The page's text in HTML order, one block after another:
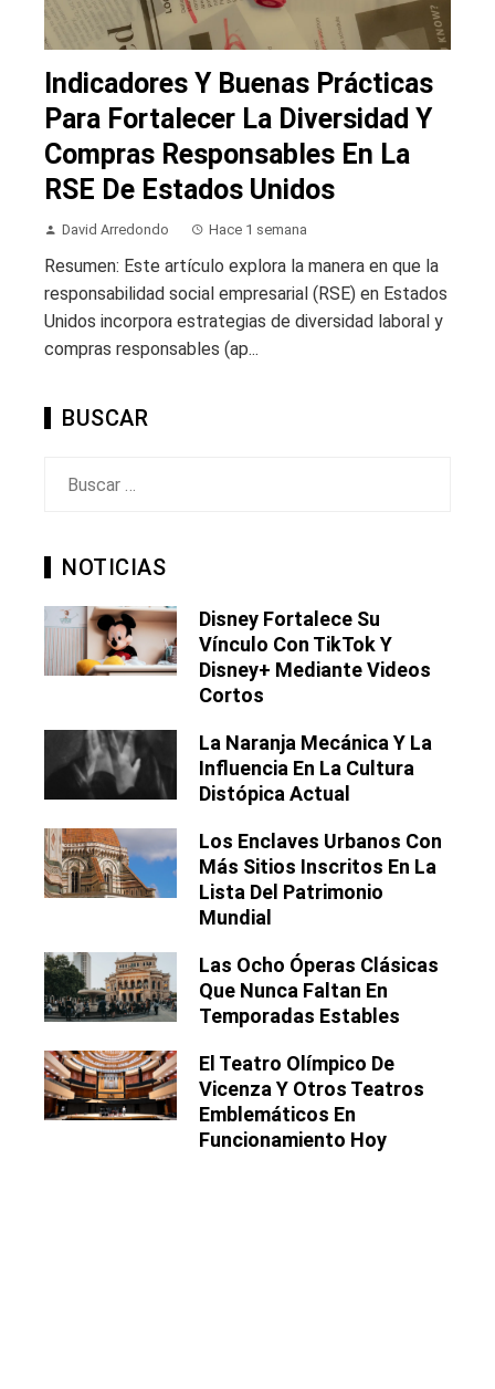
Indicadores Y Buenas Prácticas
Para Fortalecer La Diversidad Y
Compras Responsables En La
RSE De Estados Unidos
David Arredondo Hace 1 semana
Resumen: Este artículo explora la manera en que la
responsabilidad social empresarial (RSE) en Estados
Unidos incorpora estrategias de diversidad laboral y
compras responsables (ap...
BUSCAR
NOTICIAS
Disney Fortalece Su
Vínculo Con TikTok Y
Disney+ Mediante Videos
Cortos
La Naranja Mecánica Y La
Influencia En La Cultura
Distópica Actual
Los Enclaves Urbanos Con
Más Sitios Inscritos En La
Lista Del Patrimonio
Mundial
Las Ocho Óperas Clásicas
Que Nunca Faltan En
Temporadas Estables
El Teatro Olímpico De
Vicenza Y Otros Teatros
Emblemáticos En
Funcionamiento Hoy